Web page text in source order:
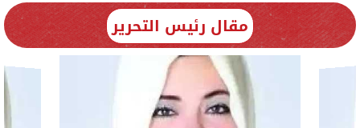
مقال رئيس التحرير